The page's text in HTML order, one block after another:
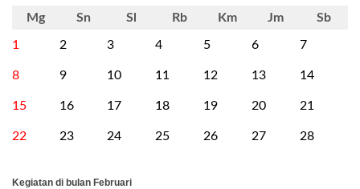
Mg Sn Sl Rb Km Jm Sb
1 2 3 4 5 6 7
8 9 10 11 12 13 14
15 16 17 18 19 20 21
22 23 24 25 26 27 28
Kegiatan di bulan Februari